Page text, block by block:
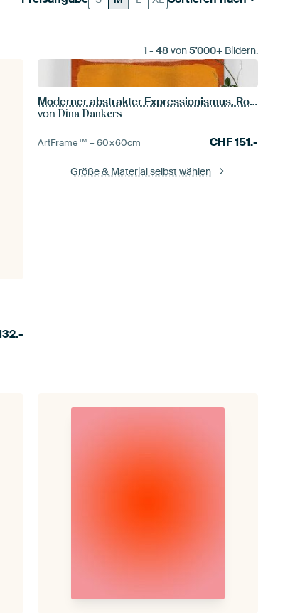
1 - 48von5'000+Bildern.
Moderner abstrakter Expressionismus. Rosa und Gelb auf Orange.
vonDina Dankers
ArtFrame™ –60×60cm CHF151.-
Größe & Material selbst wählen